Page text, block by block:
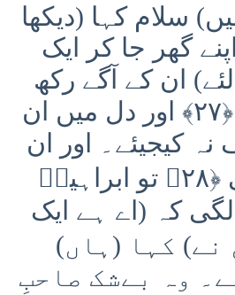
سلام کہا (دیکھا
نہ جان نہ پہچان ﴿۲۵﴾ تو اپنے گھر جا کر ایک
(اور کھانے کے لئے) ان کے آگے رکھ
دیا۔ کہنے لگے کہ آپ تناول کیوں نہیں کرتے؟ ﴿۲۷﴾ اور دل میں ان
کیجیئے۔ اور ان
کو ایک دانشمند لڑکے کی بشارت بھی سنائی ﴿۲۸﴾ تو ابراہیمؑ
لگی کہ (اے ہے ایک
بانجھ ﴿۲۹﴾ (انہوں نے) کہا (ہاں)
وہ بےشک صاحبِ